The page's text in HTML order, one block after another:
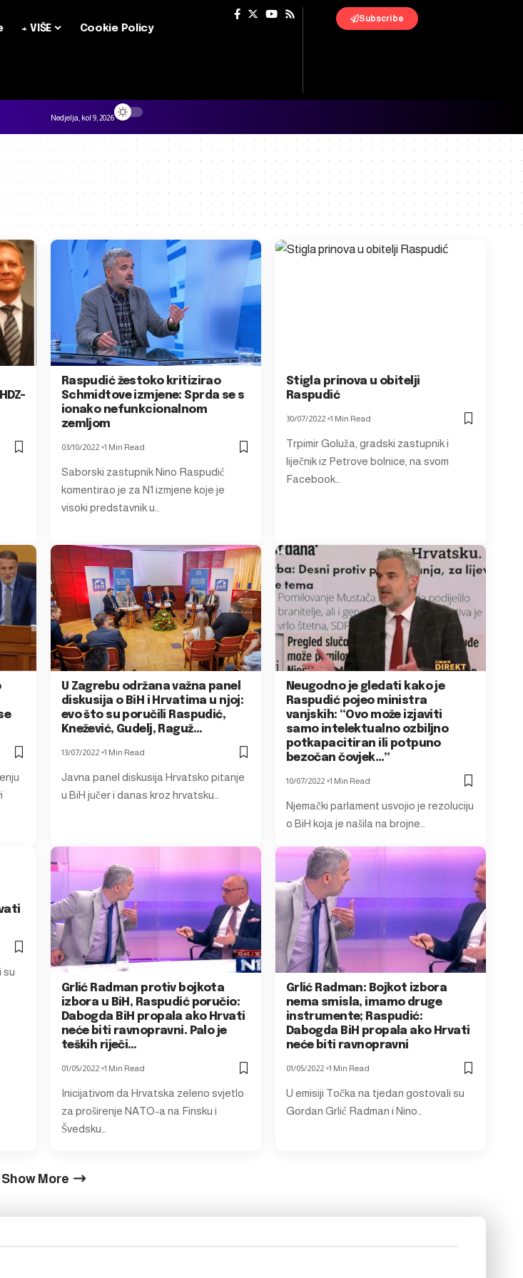
+ VIŠE Cookie Policy
Subscribe
Nedjelja, kol 9, 2026
Raspudić žestoko kritizirao
Schmidtove izmjene: Sprda se s
ionako nefunkcionalnom
zemljom
03/10/2022 1 Min Read
Saborski zastupnik Nino Raspudić
komentirao je za N1 izmjene koje je
visoki predstavnik u…
Stigla prinova u obitelji
Raspudić
30/07/2022 1 Min Read
Trpimir Goluža, gradski zastupnik i
liječnik iz Petrove bolnice, na svom
Facebook…
U Zagrebu održana važna panel
diskusija o BiH i Hrvatima u njoj:
evo što su poručili Raspudić,
Knežević, Gudelj, Raguž…
13/07/2022 1 Min Read
Javna panel diskusija Hrvatsko pitanje
u BiH jučer i danas kroz hrvatsku…
Neugodno je gledati kako je
Raspudić pojeo ministra
vanjskih: “Ovo može izjaviti
samo intelektualno ozbiljno
potkapacitiran ili potpuno
bezočan čovjek…”
10/07/2022 1 Min Read
Njemački parlament usvojio je rezoluciju
o BiH koja je našila na brojne…
su
Grlić Radman protiv bojkota
izbora u BiH, Raspudić poručio:
Dabogda BiH propala ako Hrvati
neće biti ravnopravni. Palo je
teških riječi…
01/05/2022 1 Min Read
Inicijativom da Hrvatska zeleno svjetlo
za proširenje NATO-a na Finsku i
Švedsku…
Grlić Radman: Bojkot izbora
nema smisla, imamo druge
instrumente; Raspudić:
Dabogda BiH propala ako Hrvati
neće biti ravnopravni
01/05/2022 1 Min Read
U emisiji Točka na tjedan gostovali su
Gordan Grlić Radman i Nino…
Show More